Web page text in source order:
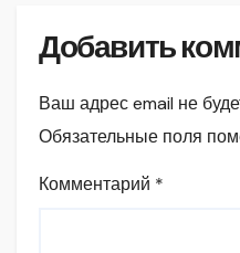
Добавить
Ваш адрес email не
Обязательные поля
Комментарий *